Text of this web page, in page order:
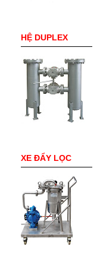
HỆ DUPLEX
XE ĐẨY LỌC